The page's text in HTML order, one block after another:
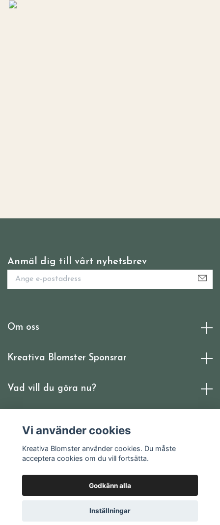
Anmäl dig till vårt nyhetsbrev
Om oss
Kreativa Blomster Sponsrar
Vad vill du göra nu?
© 2026 Kreativa Blomster
Vi använder cookies
Kreativa Blomster använder cookies. Du måste
acceptera cookies om du vill fortsätta.
Godkänn alla
Inställningar